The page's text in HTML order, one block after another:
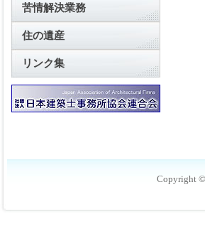
苦情解決業務
住の遺産
リンク集
Copyright ©